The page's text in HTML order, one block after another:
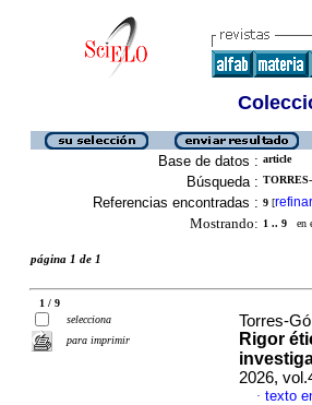
Base de datos : article
Búsqueda :
Referencias encontradas : 9 [refinar
Mostrando: 1 .. 9 en
página 1 de 1
1 / 9
selecciona
para imprimir
Torres-
Rigor
2026,
· texto